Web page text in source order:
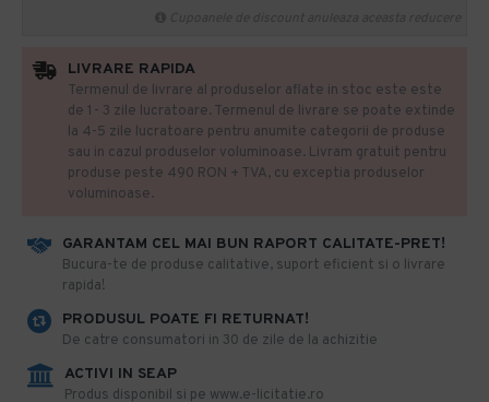
GARANTAM CEL MAI BUN RAPORT CALITATE-PRET!
​Bucura-te de produse calitative, suport eficient si o livrare
rapida!
PRODUSUL POATE FI RETURNAT!
De catre consumatori in 30 de zile de la achizitie
ACTIVI IN SEAP
Produs disponibil si pe www.e-licitatie.ro
LIVRARE RAPIDA
Termenul de livrare al produselor aflate in stoc este este
de 1- 3 zile lucratoare. Termenul de livrare se poate extinde
la 4-5 zile lucratoare pentru anumite categorii de produse
sau in cazul produselor voluminoase. Livram gratuit pentru
produse peste 490 RON + TVA, cu exceptia produselor
voluminoase.